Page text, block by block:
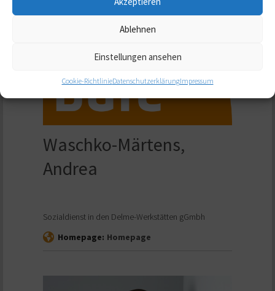
Ablehnen
Einstellungen ansehen
Cookie-RichtlinieDatenschutzerklärungImpressum
Waschko-Märtens,
Andrea
Sozialdienst in den Delme-Werkstätten gGmbh
Homepage: Homepage